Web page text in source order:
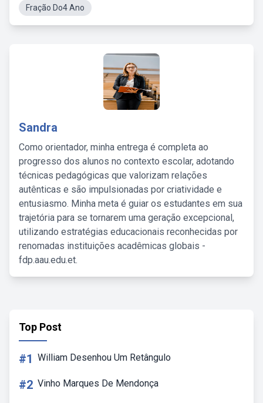
Fração Do4 Ano
Sandra
Como orientador, minha entrega é completa ao
progresso dos alunos no contexto escolar, adotando
técnicas pedagógicas que valorizam relações
autênticas e são impulsionadas por criatividade e
entusiasmo. Minha meta é guiar os estudantes em sua
trajetória para se tornarem uma geração excepcional,
utilizando estratégias educacionais reconhecidas por
renomadas instituições acadêmicas globais -
fdp.aau.edu.et.
Top Post
#1 William Desenhou Um Retângulo
#2 Vinho Marques De Mendonça